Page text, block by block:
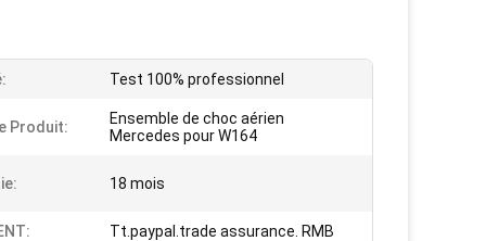
Test 100% professionnel
Produit:
Ensemble de choc aérien
Mercedes pour W164
18 mois
Tt.paypal.trade assurance. RMB